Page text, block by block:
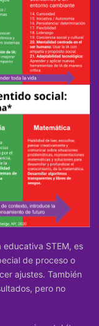
STEM, es
de proceso o
ajustes. También
pero no